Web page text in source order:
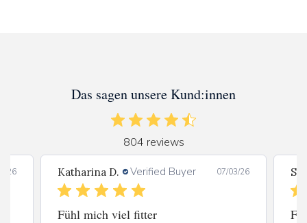
Das sagen unsere Kund:innen
804 reviews
26 Katharina D. Verified Buyer 07/03/26
Fühl mich viel fitter